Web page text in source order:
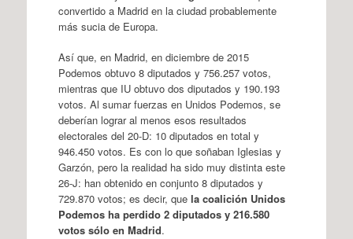
convertido a Madrid en la ciudad probablemente
más sucia de Europa.
Así que, en Madrid, en diciembre de 2015
Podemos obtuvo 8 diputados y 756.257 votos,
mientras que IU obtuvo dos diputados y 190.193
votos. Al sumar fuerzas en Unidos Podemos, se
deberían lograr al menos esos resultados
electorales del 20-D: 10 diputados en total y
946.450 votos. Es con lo que soñaban Iglesias y
Garzón, pero la realidad ha sido muy distinta este
26-J: han obtenido en conjunto 8 diputados y
729.870 votos; es decir, que la coalición Unidos
Podemos ha perdido 2 diputados y 216.580
votos sólo en Madrid.